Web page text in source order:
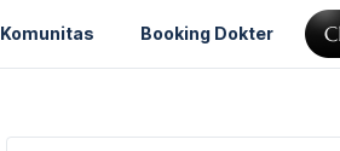
Komunitas Booking Dokter